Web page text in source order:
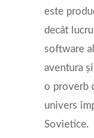
este
decât
software
aventura
o proverb
univers
Sovietice.